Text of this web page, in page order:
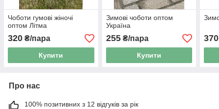
Чоботи гумові жіночі
оптом Літма
320 ₴/пара
Купити
Зимові чоботи оптом
Україна
255₴/пара
Купити
370
Про нас
100% позитивних з 12 відгуків за рік